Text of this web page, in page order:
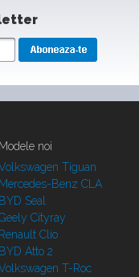
Modele noi
Tiguan
Mercedes-Benz CLA
BYD Seal
Cityray
Renault Clio
BYD Atto 2
T-Roc